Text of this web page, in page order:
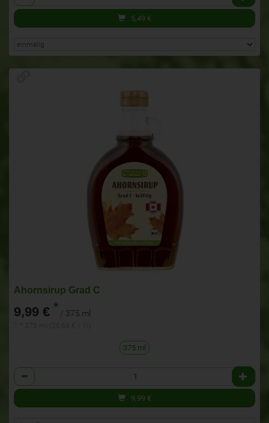
5,49 €
Ahornsirup Grad C
9,99 € * / 375 ml
375 ml
Anzahl
9,99 €